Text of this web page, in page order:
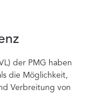
der PMG haben
die Möglichkeit,
Verbreitung von